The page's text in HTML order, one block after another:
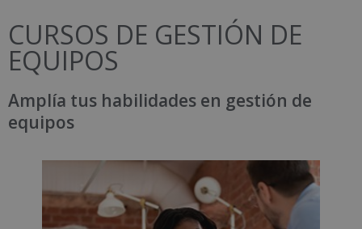
CURSOS DE GESTIÓN DE
EQUIPOS
Amplía tus habilidades en gestión de
equipos